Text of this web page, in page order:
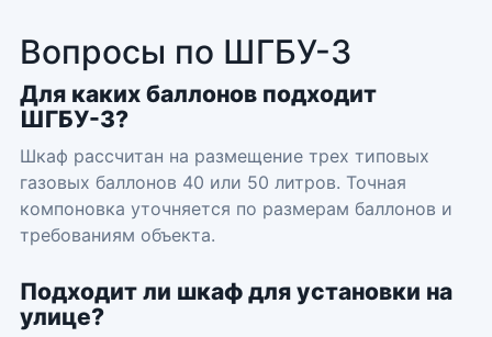
Вопросы по ШГБУ-3
Для каких баллонов подходит
ШГБУ-3?
Шкаф рассчитан на размещение трех типовых
газовых баллонов 40 или 50 литров. Точная
компоновка уточняется по размерам баллонов и
требованиям объекта.
Подходит ли шкаф для установки на
улице?